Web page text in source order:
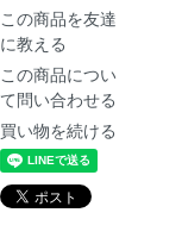
この商品を友達
に教える
この商品につい
て問い合わせる
買い物を続ける